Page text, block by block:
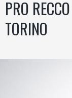
PRO
TORINO